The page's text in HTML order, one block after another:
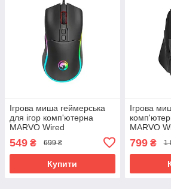
Ігрова миша геймерська
для ігор комп'ютерна
MARVO Wired
Mouse M358 |7200dpi|
549 ₴ 699 ₴
Купити
Ігрова
MARVO
Mouse
799₴ 1